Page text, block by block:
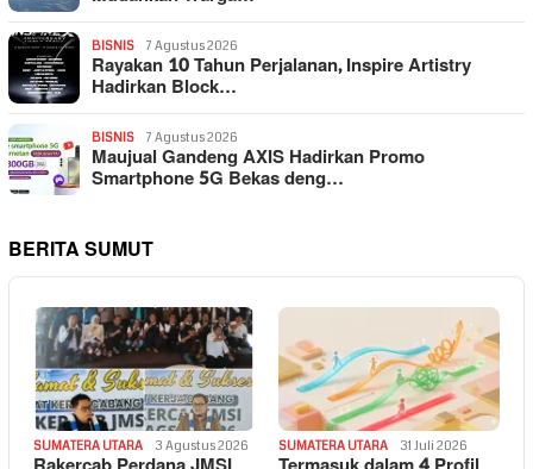
BISNIS 7 Agustus 2026
Rayakan 10 Tahun Perjalanan, Inspire Artistry
Hadirkan Block…
BISNIS 7 Agustus 2026
Maujual Gandeng AXIS Hadirkan Promo
Smartphone 5G Bekas deng…
BERITA SUMUT
SUMATERA UTARA 3 Agustus 2026 SUMATERA UTARA 31 Juli 2026